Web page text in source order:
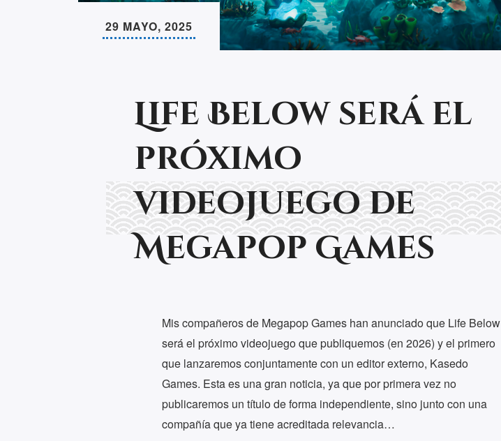
29 MAYO, 2025
Life Below será el
próximo
videojuego de
Megapop Games
Mis compañeros de Megapop Games han anunciado que Life Below
será el próximo videojuego que publiquemos (en 2026) y el primero
que lanzaremos conjuntamente con un editor externo, Kasedo
Games. Esta es una gran noticia, ya que por primera vez no
publicaremos un título de forma independiente, sino junto con una
compañía que ya tiene acreditada relevancia…